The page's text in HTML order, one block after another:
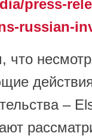
press-
russian-
что
–